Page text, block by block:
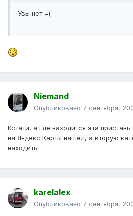
Увы нет =(
Niemand
Опубликовано 7 сентября,
Кстати, а где находится эта
на Яндекс Карты нашел, а вторую
находить
karelalex
Опубликовано 7 сентября,